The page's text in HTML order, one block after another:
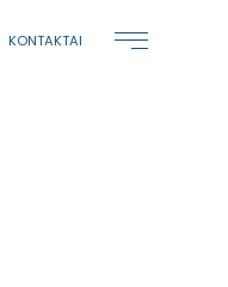
KONTAKTAI